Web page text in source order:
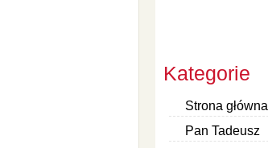
Kategorie
Strona główna
Pan Tadeusz